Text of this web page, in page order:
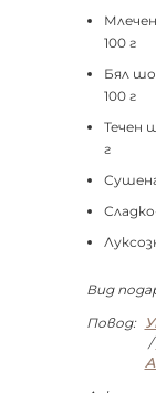
100 г
Бял
100 г
Течен
г
Вид
Повод:
/